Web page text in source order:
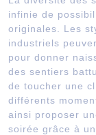
infinie de
originales. Les
industriels
pour donner
des sentiers
de toucher une
différents
ainsi proposer
soirée grâce à